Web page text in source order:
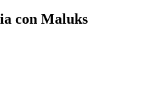
con Maluks